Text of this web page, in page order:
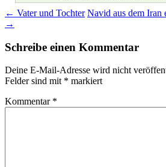
Beitragsnavigation
← Vater und Tochter Navid aus dem Iran
→
Schreibe einen Kommentar
Deine E-Mail-Adresse wird nicht
Felder sind mit * markiert
Kommentar *